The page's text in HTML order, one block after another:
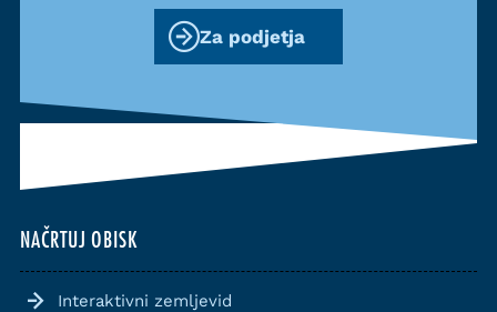
NAČRTUJ OBISK
Interaktivni zemljevid
Za podjetja